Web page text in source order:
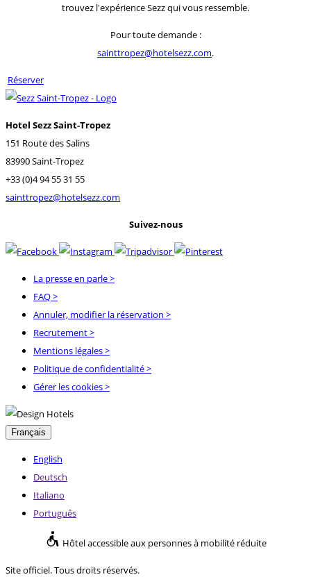
trouvez l'expérience Sezz qui vous ressemble.
Pour toute demande :
sainttropez@hotelsezz.com.
Réserver
Hotel Sezz Saint-Tropez
151 Route des Salins
83990 Saint-Tropez
+33 (0)4 94 55 31 55
sainttropez@hotelsezz.com
Suivez-nous
La presse en parle>
FAQ>
Annuler, modifier la réservation >
Recrutement>
Mentions légales>
Politique de confidentialité>
Gérer les cookies >
Français
English
Deutsch
Italiano
Português
Hôtel accessible aux personnes à mobilité réduite
Site officiel. Tous droits réservés.